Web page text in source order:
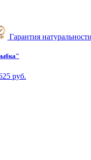
Гарантия
руб.